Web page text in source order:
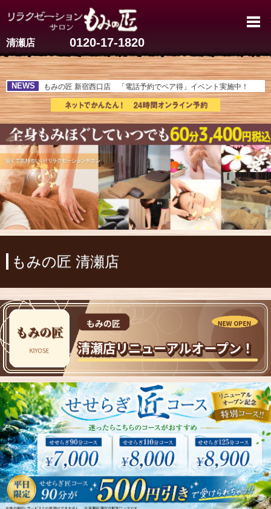
清瀬店 0120-17-1820
NEWS もみの匠 新宿西口店 「電話予約でペア得」イベント実施中！
もみの匠 清瀬店